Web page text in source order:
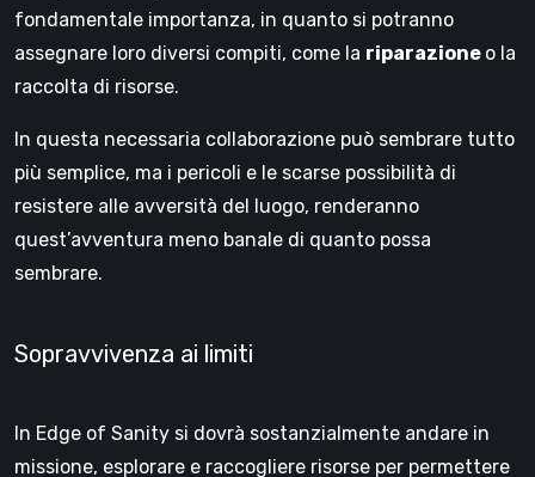
fondamentale importanza, in quanto si potranno
assegnare loro diversi compiti, come la riparazione o la
raccolta di risorse.
In questa necessaria collaborazione può sembrare tutto
più semplice, ma i pericoli e le scarse possibilità di
resistere alle avversità del luogo, renderanno
quest’avventura meno banale di quanto possa
sembrare.
Sopravvivenza ai limiti
In Edge of Sanity si dovrà sostanzialmente andare in
missione, esplorare e raccogliere risorse per permettere